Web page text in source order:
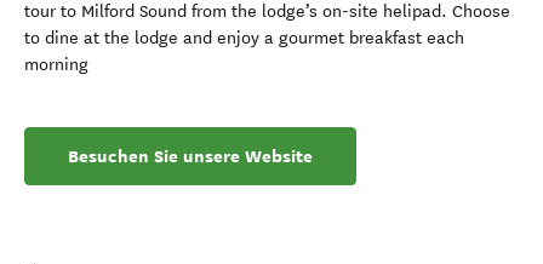
tour to Milford Sound from the lodge’s on-site helipad. Choose
to dine at the lodge and enjoy a gourmet breakfast each
morning
Besuchen Sie unsere Website